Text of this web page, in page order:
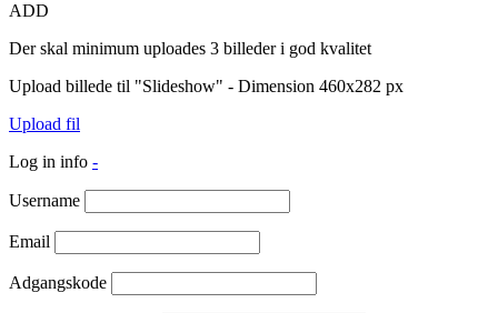
ADD
Der skal minimum uploades 3 billeder i god kvalitet
Upload billede til "Slideshow" - Dimension 460x282 px
Upload fil
Log in info -
Username
Email
Adgangskode